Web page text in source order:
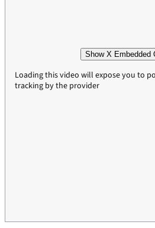
Show X Embedded
Loading this video will expose you to
tracking by the provider